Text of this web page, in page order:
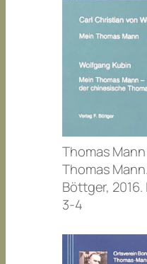
Thomas
Thomas
Böttger,
3-4